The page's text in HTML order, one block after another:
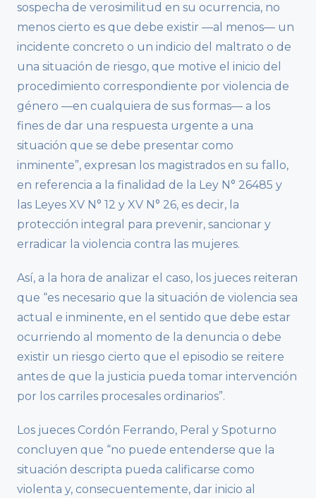
sospecha de verosimilitud en su ocurrencia, no
menos cierto es que debe existir —al menos— un
incidente concreto o un indicio del maltrato o de
una situación de riesgo, que motive el inicio del
procedimiento correspondiente por violencia de
género —en cualquiera de sus formas— a los
fines de dar una respuesta urgente a una
situación que se debe presentar como
inminente”, expresan los magistrados en su fallo,
en referencia a la finalidad de la Ley N° 26485 y
las Leyes XV N° 12 y XV N° 26, es decir, la
protección integral para prevenir, sancionar y
erradicar la violencia contra las mujeres.
Así, a la hora de analizar el caso, los jueces reiteran
que “es necesario que la situación de violencia sea
actual e inminente, en el sentido que debe estar
ocurriendo al momento de la denuncia o debe
existir un riesgo cierto que el episodio se reitere
antes de que la justicia pueda tomar intervención
por los carriles procesales ordinarios”.
Los jueces Cordón Ferrando, Peral y Spoturno
concluyen que “no puede entenderse que la
situación descripta pueda calificarse como
violenta y, consecuentemente, dar inicio al